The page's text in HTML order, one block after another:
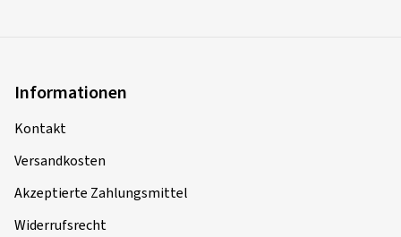
Informationen
Kontakt
Versandkosten
Akzeptierte Zahlungsmittel
Widerrufsrecht